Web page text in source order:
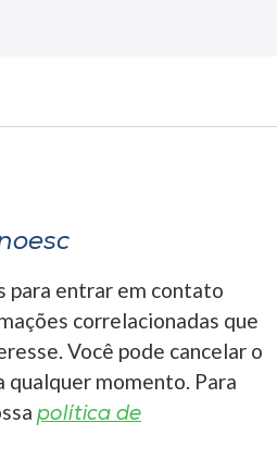
para entrar em contato
correlacionadas que
Você pode cancelar o
qualquer momento. Para
política de